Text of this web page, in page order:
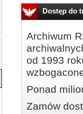
Dostęp do
Archiwum
od 1993
Ponad
Zamów